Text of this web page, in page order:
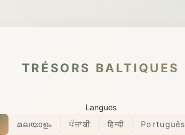
TRÉSORS BALTIQUES
Langues
മലയാളം ਪੰਜਾਬੀ हिन्दी Português